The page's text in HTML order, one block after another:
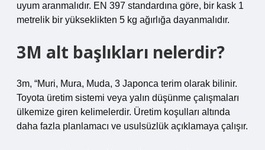
uyum aranmalıdır. EN 397 standardına göre, bir kask 1
metrelik bir yükseklikten 5 kg ağırlığa dayanmalıdır.
3M alt başlıkları nelerdir?
3m, “Muri, Mura, Muda, 3 Japonca terim olarak bilinir.
Toyota üretim sistemi veya yalın düşünme çalışmaları
ülkemize giren kelimelerdir. Üretim koşulları altında
daha fazla planlamacı ve usulsüzlük açıklamaya çalışır.